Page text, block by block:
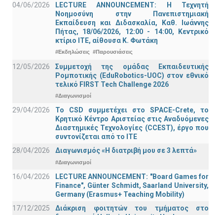
04/06/2026
LECTURE ANNOUNCEMENT: Η Τεχνητή
Νοημοσύνη στην Πανεπιστημιακή
Εκπαίδευση και Διδασκαλία, Καθ. Ιωάννης
Πήτας, 18/06/2026, 12:00 - 14:00, Κεντρικό
κτίριο ΙΤΕ, αίθουσα Κ. Φωτάκη
#Εκδηλώσεις #Παρουσιάσεις
12/05/2026
Συμμετοχή της ομάδας Εκπαιδευτικής
Ρομποτικής (EduRobotics-UOC) στον εθνικό
τελικό FIRST Tech Challenge 2026
#Διαγωνισμοί
29/04/2026
Το CSD συμμετέχει στο SPACE-Crete, το
Κρητικό Κέντρο Αριστείας στις Αναδυόμενες
Διαστημικές Τεχνολογίες (CCEST), έργο που
συντονίζεται από το ΙΤΕ
28/04/2026
Διαγωνισμός «Η διατριβή μου σε 3 λεπτά»
#Διαγωνισμοί
16/04/2026
LECTURE ANNOUNCEMENT: "Board Games for
Finance", Günter Schmidt, Saarland University,
Germany (Erasmus+ Teaching Mobility)
17/12/2025
Διάκριση φοιτητών του τμήματος στο